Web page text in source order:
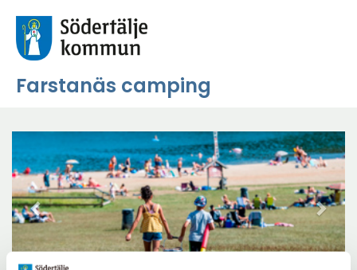
Farstanäs camping
Föregående